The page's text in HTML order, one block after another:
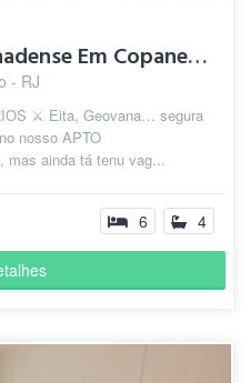
Maravilhosa Suíte Canadense Em Copanema
- RJ
⚔️ Eita, Geovana… segura
nosso APTO
mas ainda tá tenu vag...
6 4